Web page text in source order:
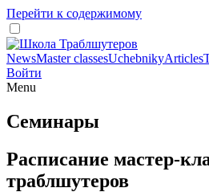
Перейти к содержимому
NewsMaster classesUchebnikyArticles
Войти
Menu
Семинары
Расписание мастер-
траблшутеров